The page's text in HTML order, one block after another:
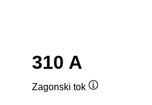
310 A
Zagonski tok